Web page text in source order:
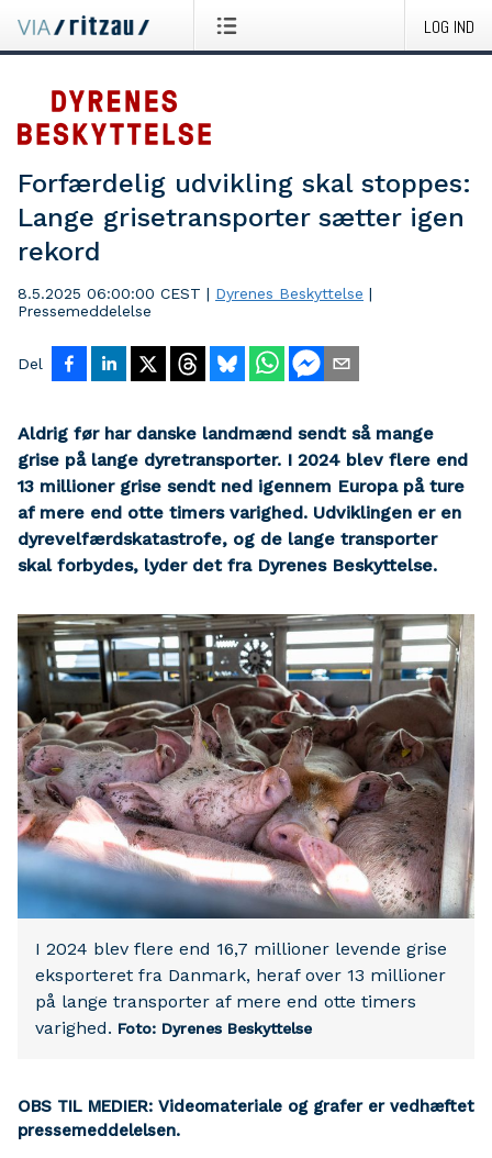
LOG IND
Forfærdelig udvikling skal stoppes:
Lange grisetransporter sætter igen
rekord
8.5.2025 06:00:00 CEST | Dyrenes Beskyttelse |
Pressemeddelelse
Del
Aldrig før har danske landmænd sendt så mange
grise på lange dyretransporter. I 2024 blev flere end
13 millioner grise sendt ned igennem Europa på ture
af mere end otte timers varighed. Udviklingen er en
dyrevelfærdskatastrofe, og de lange transporter
skal forbydes, lyder det fra Dyrenes Beskyttelse.
I 2024 blev flere end 16,7 millioner levende grise
eksporteret fra Danmark, heraf over 13 millioner
på lange transporter af mere end otte timers
varighed. Foto: Dyrenes Beskyttelse
OBS TIL MEDIER: Videomateriale og grafer er vedhæftet
pressemeddelelsen.